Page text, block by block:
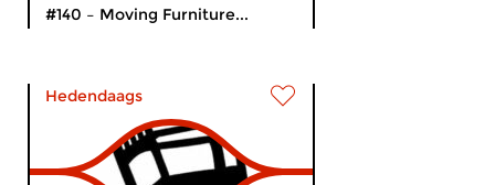
#140 – Moving Furniture...
Hedendaags